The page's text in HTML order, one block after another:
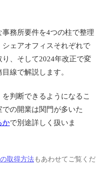
務所要件を4つの柱で整理
ェアオフィスそれぞれで
、そして2024年改正で変
線で解説します。
判断できるようになるこ
の開業は関門が多いた
かで別途詳しく扱いま
取得方法もあわせてご覧くだ